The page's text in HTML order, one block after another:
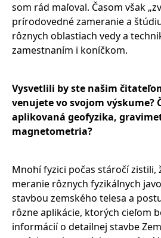
som rád maľoval. Časom však
prírodovedné zameranie a
rôznych oblastiach vedy a
zamestnaním i koníčkom.
Vysvetlili by ste našim
venujete vo svojom výskume?
aplikovaná geofyzika,
magnetometria?
Mnohí fyzici počas stáročí zistili,
meranie rôznych fyzikálnych
stavbou zemského telesa a
rôzne aplikácie, ktorých cieľom
informácií o detailnej stavbe